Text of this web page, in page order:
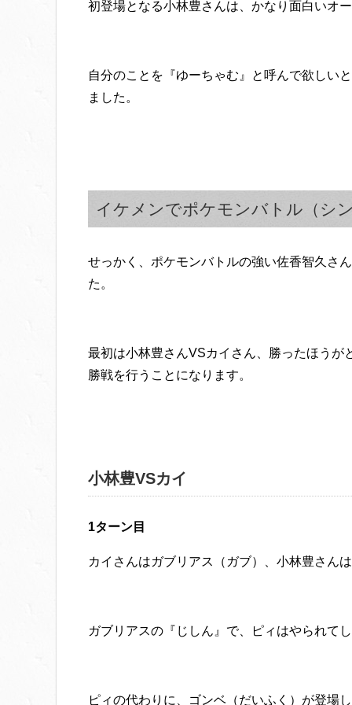
初登場となる小林豊さんは、かなり面白いオ
自分のことを『ゆーちゃむ』と呼んで欲しい
ました。
イケメンでポケモンバトル（シ
せっかく、ポケモンバトルの強い佐香智久さ
た。
最初は小林豊さんVSカイさん、勝ったほう
勝戦を行うことになります。
小林豊VSカイ
1ターン目
カイさんはガブリアス（ガブ）、小林豊さん
ガブリアスの『じしん』で、ピィはやられて
ピィの代わりに、ゴンベ（だいふく）が登場